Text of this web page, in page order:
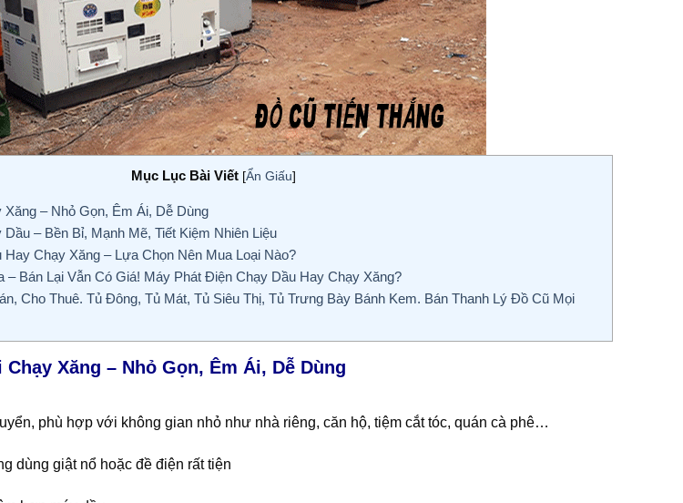
Mục Lục Bài Viết [Ẩn Giấu]
– Nhỏ Gọn, Êm Ái, Dễ Dùng
– Bền Bỉ, Mạnh Mẽ, Tiết Kiệm Nhiên Liệu
Chạy Xăng – Lựa Chọn Nên Mua Loại Nào?
Bán Lại Vẫn Có Giá! Máy Phát Điện Chạy Dầu Hay Chạy Xăng?
Cho Thuê. Tủ Đông, Tủ Mát, Tủ Siêu Thị, Tủ Trưng Bày Bánh Kem. Bán Thanh Lý Đồ Cũ Mọi
Xăng – Nhỏ Gọn, Êm Ái, Dễ Dùng
phù hợp với không gian nhỏ như nhà riêng, căn hộ, tiệm cắt tóc, quán cà phê…
dùng giật nổ hoặc đề điện rất tiện